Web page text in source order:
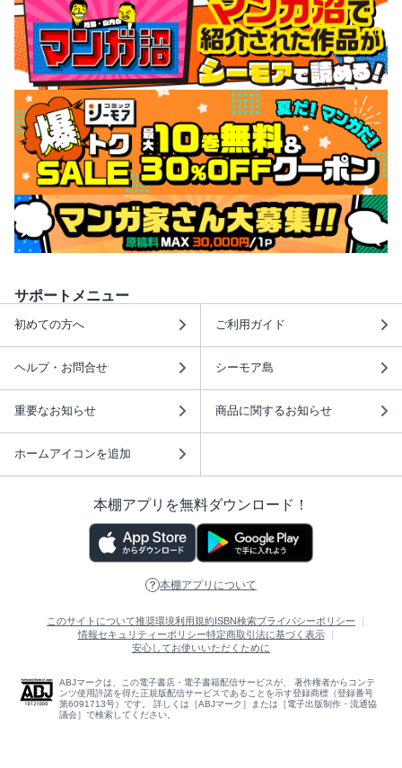
サポートメニュー
初めての方へ ご利用ガイド
ヘルプ・お問合せ シーモア島
重要なお知らせ 商品に関するお知らせ
ホームアイコンを追加
本棚アプリを無料ダウンロード！
本棚アプリについて
このサイトについて推奨環境利用規約 ISBN検索プライバシーポリシー
情報セキュリティーポリシー特定商取引法に基づく表示
安心してお使いいただくために
ABJマークは、この電子書店・電子書籍配信サービスが、 著作権者からコンテ
ンツ使用許諾を得た正規版配信サービスであることを示す登録商標（登録番号
第6091713号）です。 詳しくは［ABJマーク］または［電子出版制作・流通協
議会］で検索してください。